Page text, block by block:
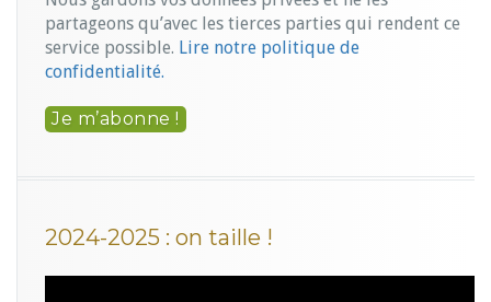
partageons qu’avec les tierces parties qui rendent ce
service possible. Lire notre politique de
confidentialité.
2024-2025 : on taille !